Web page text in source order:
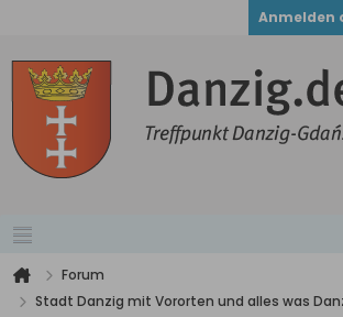
Anmelden
Forum
Stadt Danzig mit Vororten und alles was